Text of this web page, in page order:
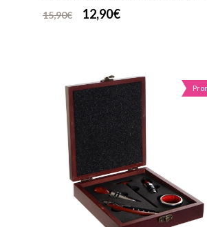
15,90€ 12,90€